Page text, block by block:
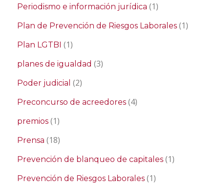
Periodismo e información jurídica (1)
Plan de Prevención de Riesgos Laborales (1)
Plan LGTBI (1)
planes de igualdad (3)
Poder judicial (2)
Preconcurso de acreedores (4)
premios (1)
Prensa (18)
Prevención de blanqueo de capitales (1)
Prevención de Riesgos Laborales (1)